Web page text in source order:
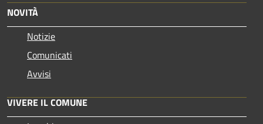
NOVITÀ
Notizie
Comunicati
Avvisi
VIVERE IL COMUNE